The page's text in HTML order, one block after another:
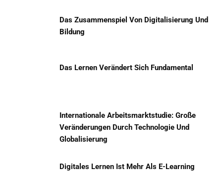
Das Zusammenspiel Von Digitalisierung Und
Bildung
Das Lernen Verändert Sich Fundamental
Internationale Arbeitsmarktstudie: Große
Veränderungen Durch Technologie Und
Globalisierung
Digitales Lernen Ist Mehr Als E-Learning